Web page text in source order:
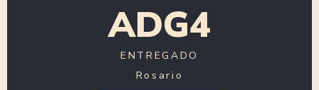
ADG4
ENTREGADO
Rosario